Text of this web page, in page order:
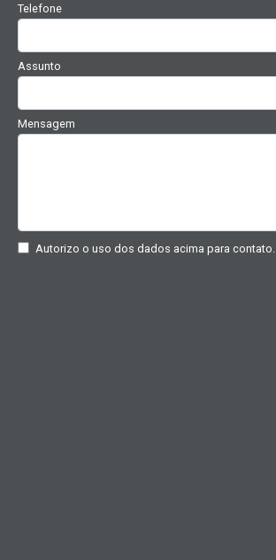
Telefone
Assunto
Mensagem
Autorizo o uso dos dados acima para contato.